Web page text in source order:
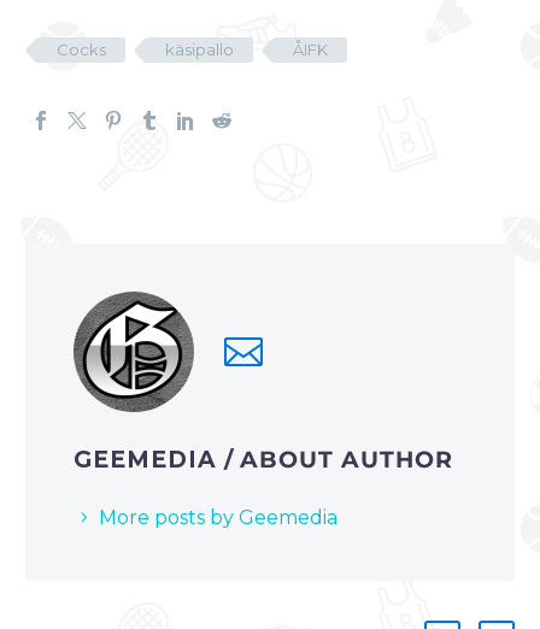
Cocks käsipallo ÅIFK
GEEMEDIA / ABOUT AUTHOR
More posts by Geemedia